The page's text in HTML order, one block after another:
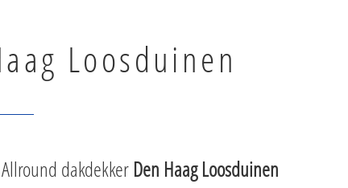
Loosduinen
Allround dakdekker Den Haag Loosduinen